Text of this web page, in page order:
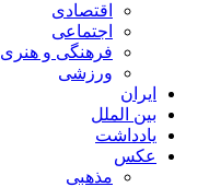
اقتصادی
اجتماعی
فرهنگی و هنری
ورزشی
ایران
بین الملل
یادداشت
عکس
مذهبی